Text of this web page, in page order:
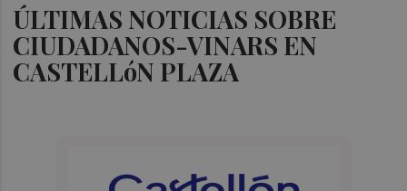
ÚLTIMAS NOTICIAS SOBRE
CIUDADANOS-VINARS EN
CASTELLóN PLAZA